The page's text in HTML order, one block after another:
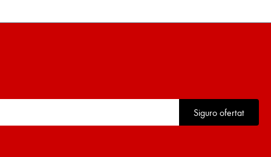
Siguro ofertat